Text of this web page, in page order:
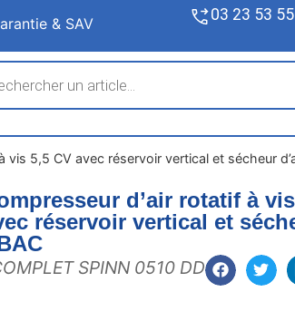
& SAV 03 23 53
vis 5,5 CV avec réservoir vertical et sécheur
d’air rotatif à
réservoir vertical et
SPINN 0510 DD